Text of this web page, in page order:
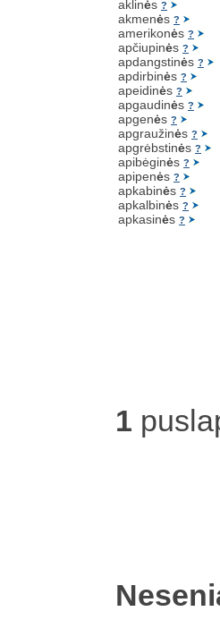
aklinės ?
akmenės ?
amerikonės ?
apčiupinės ?
apdangstinės ?
apdirbinės ?
apeidinės ?
apgaudinės ?
apgenės ?
apgraužinės ?
apgrėbstinės ?
apibėginės ?
apipenės ?
apkabinės ?
apkalbinės ?
apkasinės ?
1